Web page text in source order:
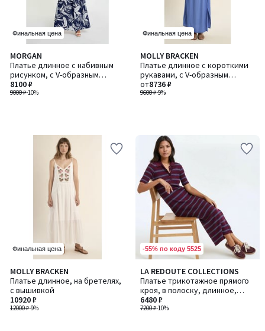
Финальная цена
MORGAN
Платье длинное с набивным
рисунком, с V-образным
вырезом
9000 ₽-10%
8100 ₽
Финальная цена
MOLLY BRACKEN
Платье длинное с короткими
рукавами, с V-образным
вырезом
9600 ₽-9%
от8736 ₽
Финальная цена
MOLLY BRACKEN
Платье длинное, на бретелях,
с вышивкой
12000 ₽-9%
10920 ₽
-55% по коду 5525
LA REDOUTE COLLECTIONS
Платье трикотажное прямого
кроя, в полоску, длинное,
рукав короткий
7200 ₽-10%
6480 ₽